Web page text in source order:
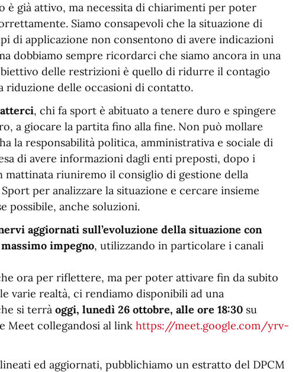
è già attivo, ma necessita di chiarimenti per poter
Siamo consapevoli che la situazione di
di applicazione non consentono di avere indicazioni
dobbiamo sempre ricordarci che siamo ancora in una
delle restrizioni è quello di ridurre il contagio
riduzione delle occasioni di contatto.
, chi fa sport è abituato a tenere duro e spingere
a giocare la partita fino alla fine. Non può mollare
la responsabilità politica, amministrativa e sociale di
di avere informazioni dagli enti preposti, dopo i
riuniremo il consiglio di gestione della
per analizzare la situazione e cercare insieme
possibile, anche soluzioni.
aggiornati sull’evoluzione della situazione con
impegno, utilizzando in particolare i canali
ora per riflettere, ma per poter attivare fin da subito
varie realtà, ci rendiamo disponibili ad una
si terrà oggi, lunedì 26 ottobre, alle ore 18:30 su
Meet collegandosi al link https://meet.google.com/yrv-
ed aggiornati, pubblichiamo un estratto del DPCM